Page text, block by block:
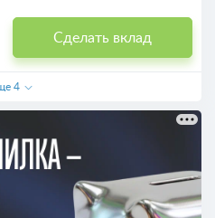
Сделать вклад
4